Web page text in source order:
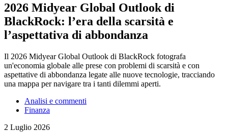
2026 Midyear Global Outlook di
BlackRock: l’era della scarsità e
l’aspettativa di abbondanza
Il 2026 Midyear Global Outlook di BlackRock fotografa
un'economia globale alle prese con problemi di scarsità e con
aspettative di abbondanza legate alle nuove tecnologie, tracciando
una mappa per navigare tra i tanti dilemmi aperti.
Analisi e commenti
Finanza
2 Luglio 2026